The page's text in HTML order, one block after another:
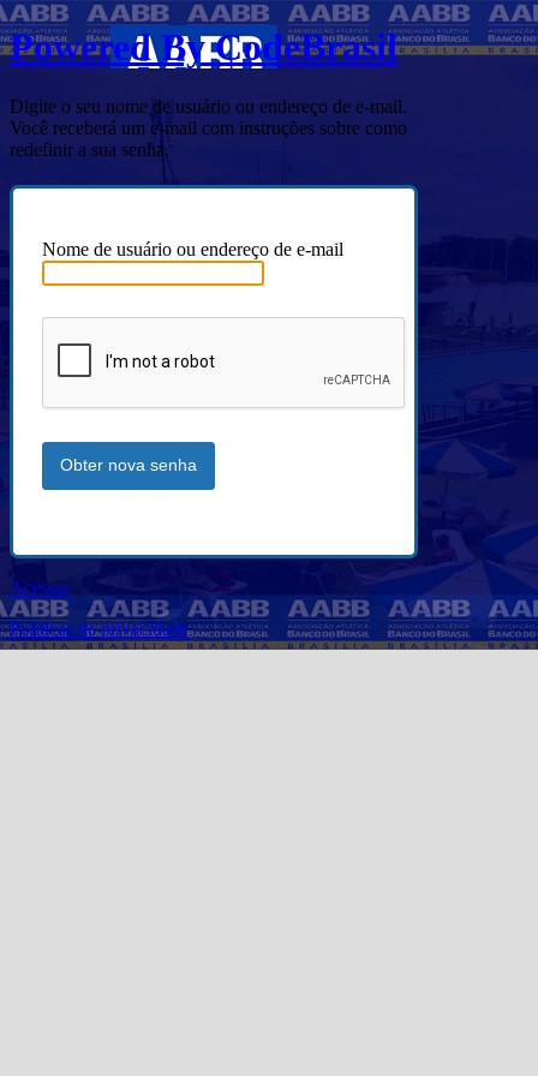
Powered By CodeBrasil
Digite o seu nome de usuário ou endereço de e-mail.
Você receberá um e-mail com instruções sobre como
redefinir a sua senha.
Nome de usuário ou endereço de e-mail
Acessar
Politicas de privacidade